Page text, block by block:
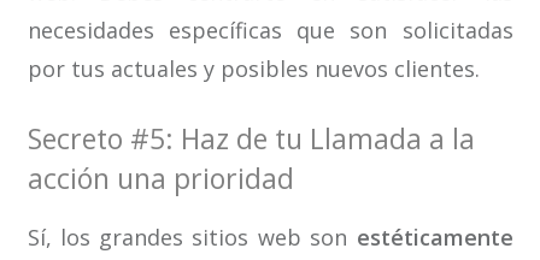
necesidades específicas que son solicitadas
por tus actuales y posibles nuevos clientes.
Secreto #5: Haz de tu Llamada a la
acción una prioridad
Sí, los grandes sitios web son estéticamente